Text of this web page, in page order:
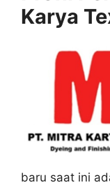
Karya
baru saat ini